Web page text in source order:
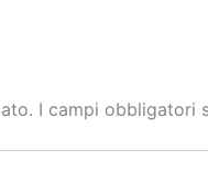
I campi obbligatori